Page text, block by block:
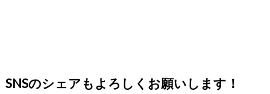
SNSのシェアもよろしくお願いします！